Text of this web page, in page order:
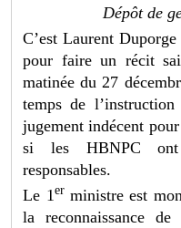
Dépôt de
C’est Laurent
pour faire un récit
matinée du 27
temps de
jugement indécent
si les HBNPC ont
responsables.
Le 1 erministre est
la reconnaissance